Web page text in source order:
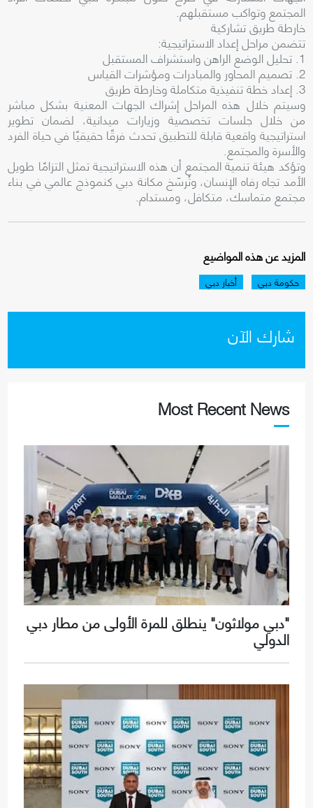
المجتمع وتواكب مستقبلهم.
خارطة طريق تشاركية
تتضمن مراحل إعداد الاستراتيجية:
1. تحليل الوضع الراهن واستشراف المستقبل
2. تصميم المحاور والمبادرات ومؤشرات القياس
3. إعداد خطة تنفيذية متكاملة وخارطة طريق
وسيتم خلال هذه المراحل إشراك الجهات المعنية بشكل مباشر
من خلال جلسات تخصصية وزيارات ميدانية، لضمان تطوير
استراتيجية واقعية قابلة للتطبيق تحدث فرقًا حقيقيًا في حياة الفرد
والأسرة والمجتمع.
وتؤكد هيئة تنمية المجتمع أن هذه الاستراتيجية تمثل التزامًا طويل
الأمد تجاه رفاه الإنسان، وتُرسّخ مكانة دبي كنموذج عالمي في بناء
مجتمع متماسك، متكافل، ومستدام.
المزيد عن هذه المواضيع
حكومة دبي أخبار دبي
شارك الآن
Most Recent News
"دبي مولاثون" ينطلق للمرة الأولى من مطار دبي
الدولي